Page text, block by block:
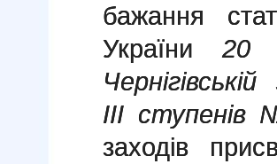
бажання
України 20
ІІІ
заходів